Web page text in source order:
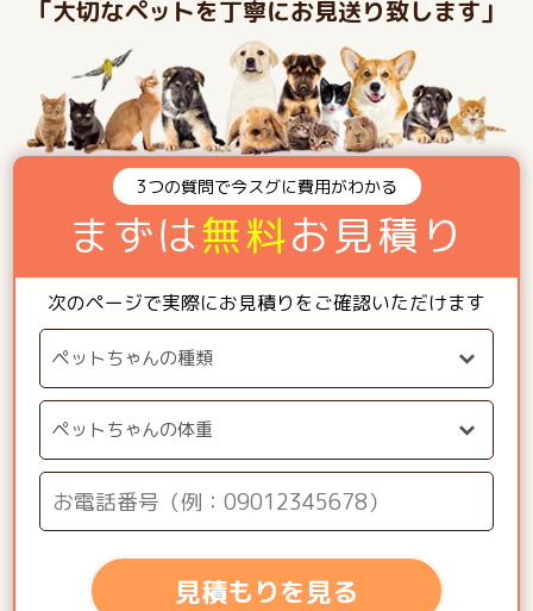
「大切なペットを丁寧にお見送り致します」
3つの質問で今スグに費用がわかる
まずは無料お見積り
次のページで実際にお見積りをご確認いただけます
見積もりを見る